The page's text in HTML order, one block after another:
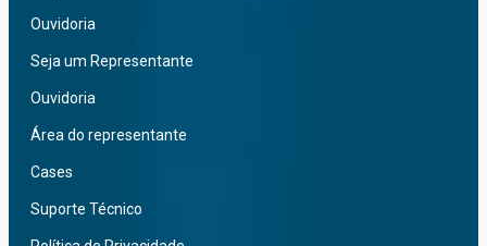
Ouvidoria
Seja um Representante
Ouvidoria
Área do representante
Cases
Suporte Técnico